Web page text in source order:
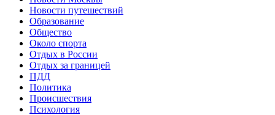
Новости путешествий
Образование
Общество
Около спорта
Отдых в России
Отдых за границей
ПДД
Политика
Происшествия
Психология